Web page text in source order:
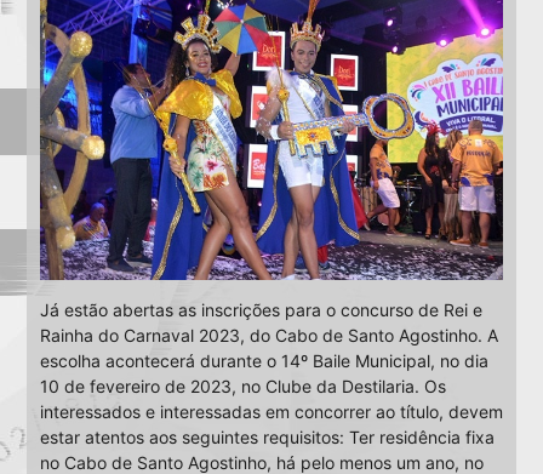
Já estão abertas as inscrições para o concurso de Rei e
Rainha do Carnaval 2023, do Cabo de Santo Agostinho. A
escolha acontecerá durante o 14º Baile Municipal, no dia
10 de fevereiro de 2023, no Clube da Destilaria. Os
interessados e interessadas em concorrer ao título, devem
estar atentos aos seguintes requisitos: Ter residência fixa
no Cabo de Santo Agostinho, há pelo menos um ano, no